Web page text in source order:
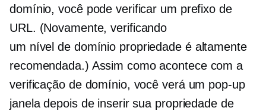
domínio, você pode verificar um prefixo de
URL. (Novamente, verificando
um nível de domínio propriedade é altamente
recomendada.) Assim como acontece com a
verificação de domínio, você verá um pop-up
janela depois de inserir sua propriedade de